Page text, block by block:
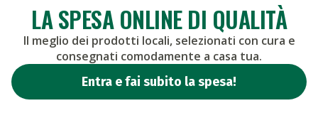
LA SPESA ONLINEDI QUALITÀ
Il meglio dei prodotti locali, selezionati con cura e
consegnati comodamente a casa tua.
Entra e fai subito la spesa!